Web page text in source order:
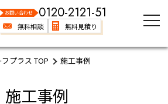
お問い合わせ 0120-2121-51
無料相談 無料見積り
プラス TOP 施工事例
施工事例